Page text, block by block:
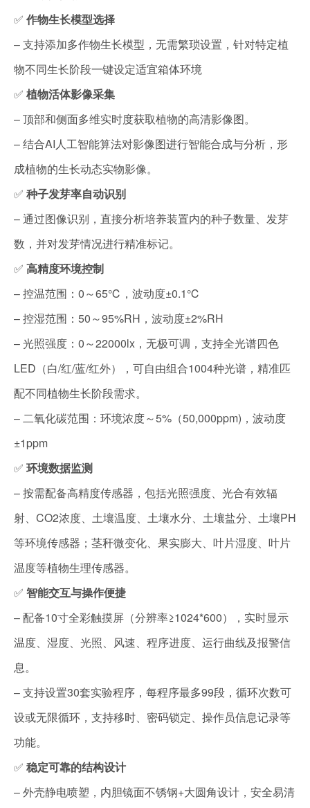
✅ 作物生长模型选择
– 支持添加多作物生长模型，无需繁琐设置，针对特定植
物不同生长阶段一键设定适宜箱体环境
✅ 植物活体影像采集
– 顶部和侧面多维实时度获取植物的高清影像图。
– 结合AI人工智能算法对影像图进行智能合成与分析，形
成植物的生长动态实物影像。
✅ 种子发芽率自动识别
– 通过图像识别，直接分析培养装置内的种子数量、发芽
数，并对发芽情况进行精准标记。
✅ 高精度环境控制
– 控温范围：0～65℃，波动度±0.1℃
– 控湿范围：50～95%RH，波动度±2%RH
– 光照强度：0～22000lx，无极可调，支持全光谱四色
LED（白/红/蓝/红外），可自由组合1004种光谱，精准匹
配不同植物生长阶段需求。
– 二氧化碳范围：环境浓度～5%（50,000ppm)，波动度
±1ppm
✅ 环境数据监测
– 按需配备高精度传感器，包括光照强度、光合有效辐
射、CO2浓度、土壤温度、土壤水分、土壤盐分、土壤PH
等环境传感器；茎秆微变化、果实膨大、叶片湿度、叶片
温度等植物生理传感器。
✅ 智能交互与操作便捷
– 配备10寸全彩触摸屏（分辨率≥1024*600），实时显示
温度、湿度、光照、风速、程序进度、运行曲线及报警信
息。
– 支持设置30套实验程序，每程序最多99段，循环次数可
设或无限循环，支持移时、密码锁定、操作员信息记录等
功能。
✅ 稳定可靠的结构设计
– 外壳静电喷塑，内胆镜面不锈钢+大圆角设计，安全易清